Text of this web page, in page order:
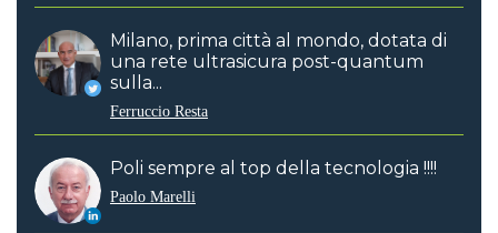
Milano, prima città al mondo, dotata di
una rete ultrasicura post-quantum
sulla...
Ferruccio Resta
Poli sempre al top della tecnologia !!!!
Paolo Marelli